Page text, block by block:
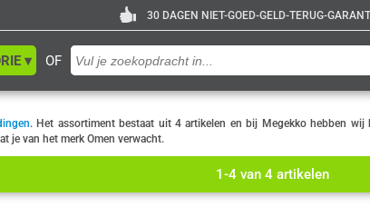
30 DAGEN NIET-GOED-GELD-TERUG-
OF
▾
. Het assortiment bestaat uit 4 artikelen en bij Megekko hebben
je van het merk Omen verwacht.
1-4 van 4 artikelen